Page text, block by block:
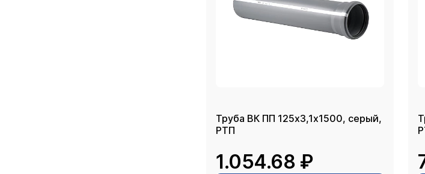
Труба ВК ПП 125х3,1х1500, серый,
РТП
1.054.68 ₽